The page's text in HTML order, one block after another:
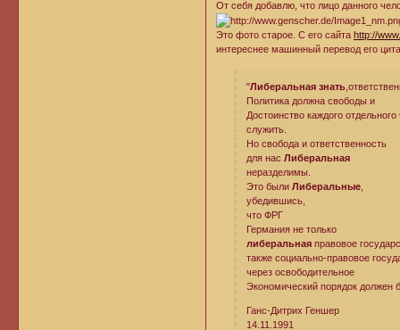
От себя добавлю, что лицо данного
Это фото старое. С его сайтаhttp://
интереснее машинный перевод его
"Либеральная знать
Политика должна свободы и
Достоинство каждого отдельного
служить.
Но свобода и ответственность
для нас Либеральная
неразделимы.
Это были Либеральные,
убедившись,
что ФРГ
Германия не только
либеральнаяправовое
также социально-правовое
через освободительное
Экономический порядок должен
Ганс-Дитрих Геншер
14.11.1991